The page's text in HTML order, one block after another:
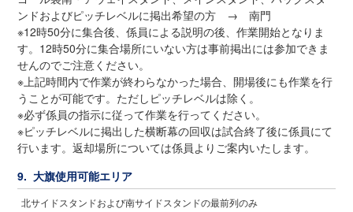
ンドおよびピッチレベルに掲出希望の方 → 南門
※12時50分に集合後、係員による説明の後、作業開始となりま
す。12時50分に集合場所にいない方は事前掲出には参加できま
せんのでご注意ください。
※上記時間内で作業が終わらなかった場合、開場後にも作業を行
うことが可能です。ただしピッチレベルは除く。
※必ず係員の指示に従って作業を行ってください。
※ピッチレベルに掲出した横断幕の回収は試合終了後に係員にて
行います。返却場所については係員よりご案内いたします。
9. 大旗使用可能エリア
北サイドスタンドおよび南サイドスタンドの最前列のみ